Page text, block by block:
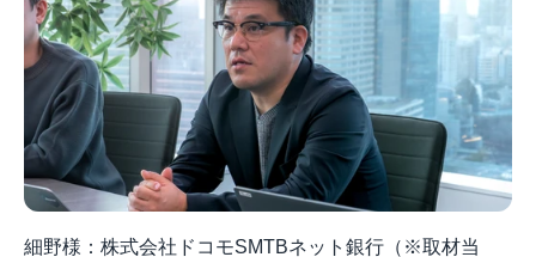
細野様：株式会社ドコモSMTBネット銀行（※取材当